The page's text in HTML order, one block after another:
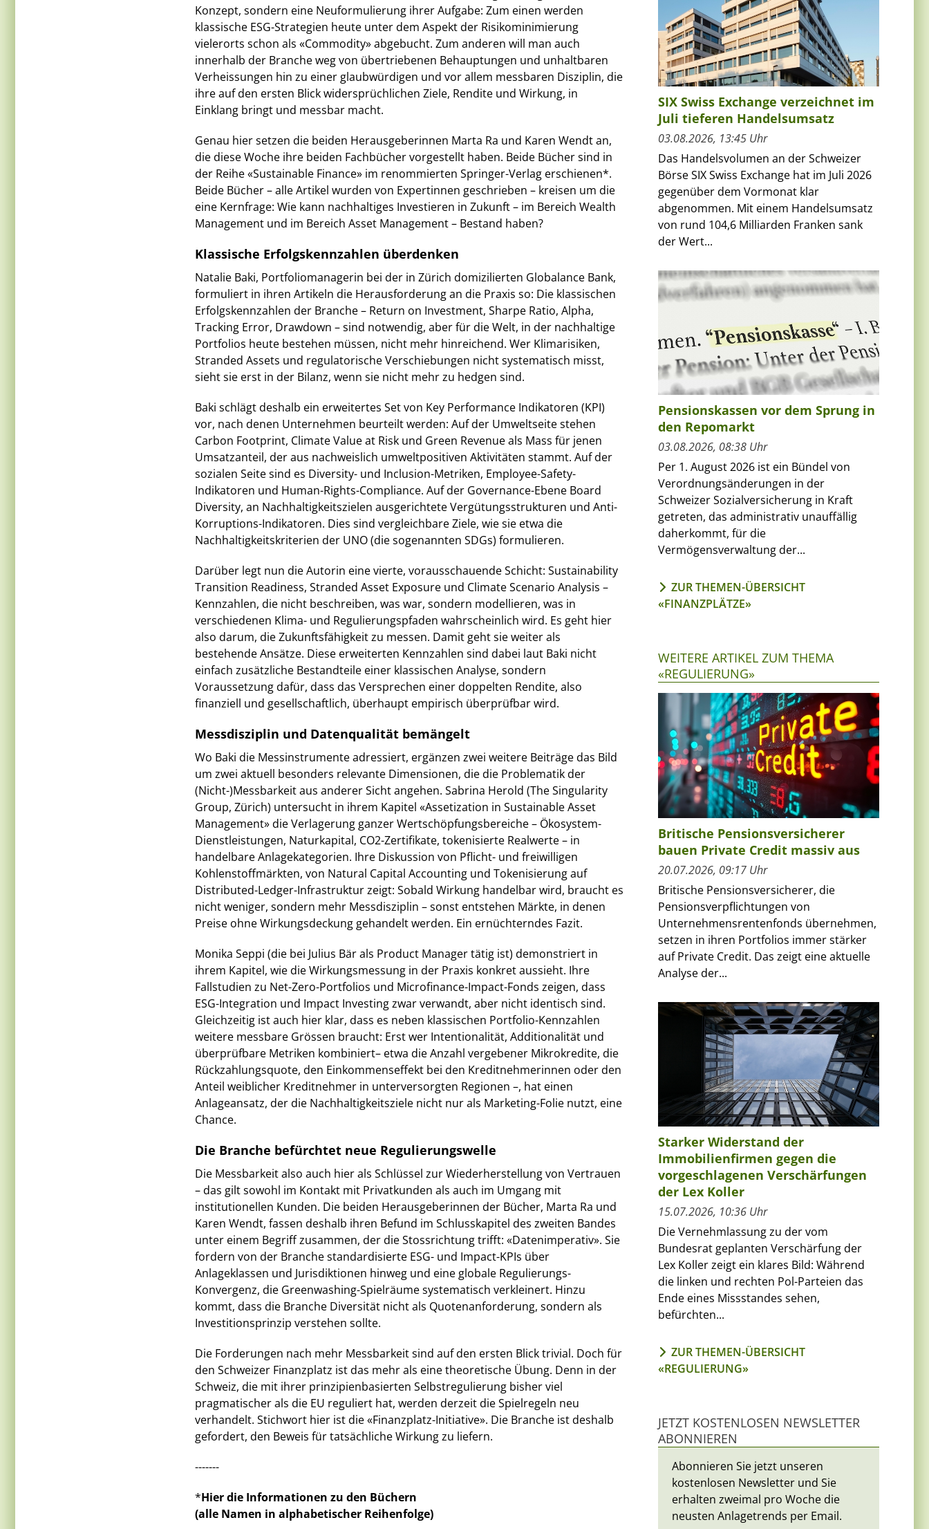
Konzept, sondern eine Neuformulierung ihrer Aufgabe: Zum einen werden
klassische ESG-Strategien heute unter dem Aspekt der Risikominimierung
vielerorts schon als «Commodity» abgebucht. Zum anderen will man auch
innerhalb der Branche weg von übertriebenen Behauptungen und unhaltbaren
Verheissungen hin zu einer glaubwürdigen und vor allem messbaren Disziplin, die
ihre auf den ersten Blick widersprüchlichen Ziele, Rendite und Wirkung, in
Einklang bringt und messbar macht.
Genau hier setzen die beiden Herausgeberinnen Marta Ra und Karen Wendt an,
die diese Woche ihre beiden Fachbücher vorgestellt haben. Beide Bücher sind in
der Reihe «Sustainable Finance» im renommierten Springer-Verlag erschienen*.
Beide Bücher – alle Artikel wurden von Expertinnen geschrieben – kreisen um die
eine Kernfrage: Wie kann nachhaltiges Investieren in Zukunft – im Bereich Wealth
Management und im Bereich Asset Management – Bestand haben?
Klassische Erfolgskennzahlen überdenken
Natalie Baki, Portfoliomanagerin bei der in Zürich domizilierten Globalance Bank,
formuliert in ihren Artikeln die Herausforderung an die Praxis so: Die klassischen
Erfolgskennzahlen der Branche – Return on Investment, Sharpe Ratio, Alpha,
Tracking Error, Drawdown – sind notwendig, aber für die Welt, in der nachhaltige
Portfolios heute bestehen müssen, nicht mehr hinreichend. Wer Klimarisiken,
Stranded Assets und regulatorische Verschiebungen nicht systematisch misst,
sieht sie erst in der Bilanz, wenn sie nicht mehr zu hedgen sind.
Baki schlägt deshalb ein erweitertes Set von Key Performance Indikatoren (KPI)
vor, nach denen Unternehmen beurteilt werden: Auf der Umweltseite stehen
Carbon Footprint, Climate Value at Risk und Green Revenue als Mass für jenen
Umsatzanteil, der aus nachweislich umweltpositiven Aktivitäten stammt. Auf der
sozialen Seite sind es Diversity- und Inclusion-Metriken, Employee-Safety-
Indikatoren und Human-Rights-Compliance. Auf der Governance-Ebene Board
Diversity, an Nachhaltigkeitszielen ausgerichtete Vergütungsstrukturen und Anti-
Korruptions-Indikatoren. Dies sind vergleichbare Ziele, wie sie etwa die
Nachhaltigkeitskriterien der UNO (die sogenannten SDGs) formulieren.
Darüber legt nun die Autorin eine vierte, vorausschauende Schicht: Sustainability
Transition Readiness, Stranded Asset Exposure und Climate Scenario Analysis –
Kennzahlen, die nicht beschreiben, was war, sondern modellieren, was in
verschiedenen Klima- und Regulierungspfaden wahrscheinlich wird. Es geht hier
also darum, die Zukunftsfähigkeit zu messen. Damit geht sie weiter als
bestehende Ansätze. Diese erweiterten Kennzahlen sind dabei laut Baki nicht
einfach zusätzliche Bestandteile einer klassischen Analyse, sondern
Voraussetzung dafür, dass das Versprechen einer doppelten Rendite, also
finanziell und gesellschaftlich, überhaupt empirisch überprüfbar wird.
Messdisziplin und Datenqualität bemängelt
Wo Baki die Messinstrumente adressiert, ergänzen zwei weitere Beiträge das Bild
um zwei aktuell besonders relevante Dimensionen, die die Problematik der
(Nicht-)Messbarkeit aus anderer Sicht angehen. Sabrina Herold (The Singularity
Group, Zürich) untersucht in ihrem Kapitel «Assetization in Sustainable Asset
Management» die Verlagerung ganzer Wertschöpfungsbereiche – Ökosystem-
Dienstleistungen, Naturkapital, CO2-Zertifikate, tokenisierte Realwerte – in
handelbare Anlagekategorien. Ihre Diskussion von Pflicht- und freiwilligen
Kohlenstoffmärkten, von Natural Capital Accounting und Tokenisierung auf
Distributed-Ledger-Infrastruktur zeigt: Sobald Wirkung handelbar wird, braucht es
nicht weniger, sondern mehr Messdisziplin – sonst entstehen Märkte, in denen
Preise ohne Wirkungsdeckung gehandelt werden. Ein ernüchterndes Fazit.
Monika Seppi (die bei Julius Bär als Product Manager tätig ist) demonstriert in
ihrem Kapitel, wie die Wirkungsmessung in der Praxis konkret aussieht. Ihre
Fallstudien zu Net-Zero-Portfolios und Microfinance-Impact-Fonds zeigen, dass
ESG-Integration und Impact Investing zwar verwandt, aber nicht identisch sind.
Gleichzeitig ist auch hier klar, dass es neben klassischen Portfolio-Kennzahlen
weitere messbare Grössen braucht: Erst wer Intentionalität, Additionalität und
überprüfbare Metriken kombiniert– etwa die Anzahl vergebener Mikrokredite, die
Rückzahlungsquote, den Einkommenseffekt bei den Kreditnehmerinnen oder den
Anteil weiblicher Kreditnehmer in unterversorgten Regionen –, hat einen
Anlageansatz, der die Nachhaltigkeitsziele nicht nur als Marketing-Folie nutzt, eine
Chance.
Die Branche befürchtet neue Regulierungswelle
Die Messbarkeit also auch hier als Schlüssel zur Wiederherstellung von Vertrauen
– das gilt sowohl im Kontakt mit Privatkunden als auch im Umgang mit
institutionellen Kunden. Die beiden Herausgeberinnen der Bücher, Marta Ra und
Karen Wendt, fassen deshalb ihren Befund im Schlusskapitel des zweiten Bandes
unter einem Begriff zusammen, der die Stossrichtung trifft: «Datenimperativ». Sie
fordern von der Branche standardisierte ESG- und Impact-KPIs über
Anlageklassen und Jurisdiktionen hinweg und eine globale Regulierungs-
Konvergenz, die Greenwashing-Spielräume systematisch verkleinert. Hinzu
kommt, dass die Branche Diversität nicht als Quotenanforderung, sondern als
Investitionsprinzip verstehen sollte.
Die Forderungen nach mehr Messbarkeit sind auf den ersten Blick trivial. Doch für
den Schweizer Finanzplatz ist das mehr als eine theoretische Übung. Denn in der
Schweiz, die mit ihrer prinzipienbasierten Selbstregulierung bisher viel
pragmatischer als die EU reguliert hat, werden derzeit die Spielregeln neu
verhandelt. Stichwort hier ist die «Finanzplatz-Initiative». Die Branche ist deshalb
gefordert, den Beweis für tatsächliche Wirkung zu liefern.
-------
*Hier die Informationen zu den Büchern
(alle Namen in alphabetischer Reihenfolge)
SIX Swiss Exchange verzeichnet im
Juli tieferen Handelsumsatz
03.08.2026, 13:45 Uhr
Das Handelsvolumen an der Schweizer
Börse SIX Swiss Exchange hat im Juli 2026
gegenüber dem Vormonat klar
abgenommen. Mit einem Handelsumsatz
von rund 104,6 Milliarden Franken sank
der Wert...
Pensionskassen vor dem Sprung in
den Repomarkt
03.08.2026, 08:38 Uhr
Per 1. August 2026 ist ein Bündel von
Verordnungsänderungen in der
Schweizer Sozialversicherung in Kraft
getreten, das administrativ unauffällig
daherkommt, für die
Vermögensverwaltung der...
ZUR THEMEN-ÜBERSICHT
«FINANZPLÄTZE»
WEITERE ARTIKEL ZUM THEMA
«REGULIERUNG»
Britische Pensionsversicherer
bauen Private Credit massiv aus
20.07.2026, 09:17 Uhr
Britische Pensionsversicherer, die
Pensionsverpflichtungen von
Unternehmensrentenfonds übernehmen,
setzen in ihren Portfolios immer stärker
auf Private Credit. Das zeigt eine aktuelle
Analyse der...
Starker Widerstand der
Immobilienfirmen gegen die
vorgeschlagenen Verschärfungen
der Lex Koller
15.07.2026, 10:36 Uhr
Die Vernehmlassung zu der vom
Bundesrat geplanten Verschärfung der
Lex Koller zeigt ein klares Bild: Während
die linken und rechten Pol-Parteien das
Ende eines Missstandes sehen,
befürchten...
ZUR THEMEN-ÜBERSICHT
«REGULIERUNG»
JETZT KOSTENLOSEN NEWSLETTER
ABONNIEREN
Abonnieren Sie jetzt unseren
kostenlosen Newsletter und Sie
erhalten zweimal pro Woche die
neusten Anlagetrends per Email.